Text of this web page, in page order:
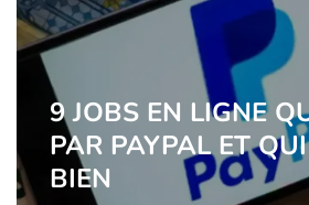
9 JOBS EN LIGNE
PAR PAYPAL ET
BIEN